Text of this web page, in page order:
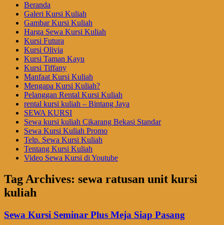
Beranda
Galeri Kursi Kuliah
Gambar Kursi Kuliah
Harga Sewa Kursi Kuliah
Kursi Futura
Kursi Olivia
Kursi Taman Kayu
Kursi Tiffany
Manfaat Kursi Kuliah
Mengapa Kursi Kuliah?
Pelanggan Rental Kursi Kuliah
rental kursi kuliah – Bintang Jaya
SEWA KURSI
Sewa kursi kuliah Cikarang Bekasi Standar
Sewa Kursi Kuliah Promo
Telp. Sewa Kursi Kuliah
Tentang Kursi Kuliah
Video Sewa Kursi di Youtube
Tag Archives: sewa ratusan unit kursi
kuliah
Sewa Kursi Seminar Plus Meja Siap Pasang